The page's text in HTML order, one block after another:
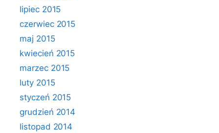
lipiec 2015
czerwiec 2015
maj 2015
kwiecień 2015
marzec 2015
luty 2015
styczeń 2015
grudzień 2014
listopad 2014